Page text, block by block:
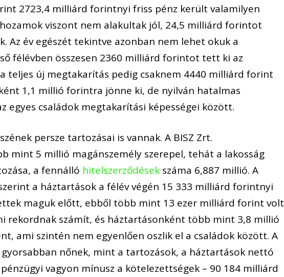
2723,4 milliárd forintnyi friss pénz került valamilyen
viszont nem alakultak jól, 24,5 milliárd forintot
Az év egészét tekintve azonban nem lehet okuk a
félévben összesen 2360 milliárd forintot tett ki az
teljes új megtakarítás pedig csaknem 4440 milliárd forint
1,1 millió forintra jönne ki, de nyilván hatalmas
egyes családok megtakarítási képességei között.
persze tartozásai is vannak. A BISZ Zrt.
mint 5 millió magánszemély szerepel, tehát a lakosság
a fennálló hitelszerződések száma 6,887 millió. A
a háztartások a félév végén 15 333 milliárd forintnyi
maguk előtt, ebből több mint 13 ezer milliárd forint volt
rekordnak számít, és háztartásonként több mint 3,8 millió
ami szintén nem egyenlően oszlik el a családok között. A
nőnek, mint a tartozások, a háztartások nettó
vagyon mínusz a kötelezettségek – 90 184 milliárd